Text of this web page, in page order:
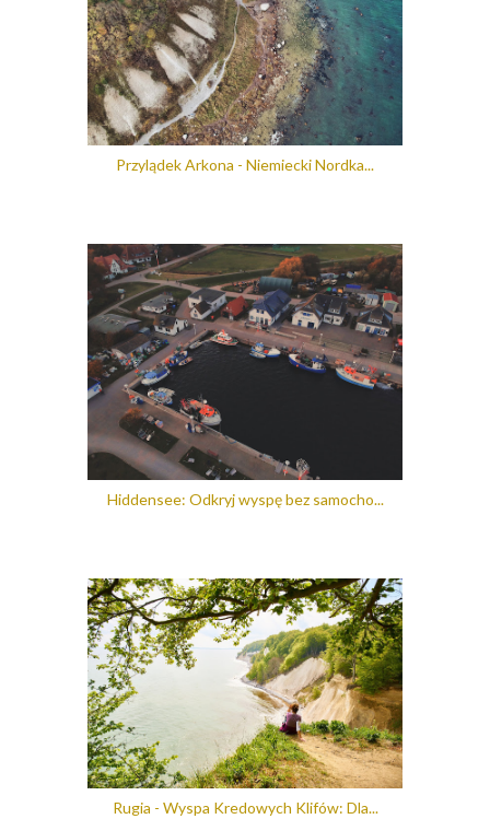
Przylądek Arkona - Niemiecki Nordka...
Hiddensee: Odkryj wyspę bez samocho...
Rugia - Wyspa Kredowych Klifów: Dla...